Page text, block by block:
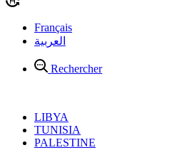
Français
العربية
Rechercher
LIBYA
TUNISIA
PALESTINE